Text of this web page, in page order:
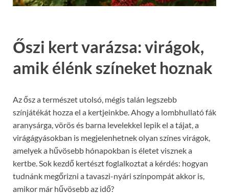
Őszi kert varázsa: virágok,
amik élénk színeket hoznak
Az ősz a természet utolsó, mégis talán legszebb
színjátékát hozza el a kertjeinkbe. Ahogy a lombhullató fák
aranysárga, vörös és barna levelekkel lepik el a tájat, a
virágágyásokban is megjelenhetnek olyan színes virágok,
amelyek a hűvösebb hónapokban is életet visznek a
kertbe. Sok kezdő kertészt foglalkoztat a kérdés: hogyan
tudnánk megőrizni a tavaszi-nyári színpompát akkor is,
amikor már hűvösebb az idő?